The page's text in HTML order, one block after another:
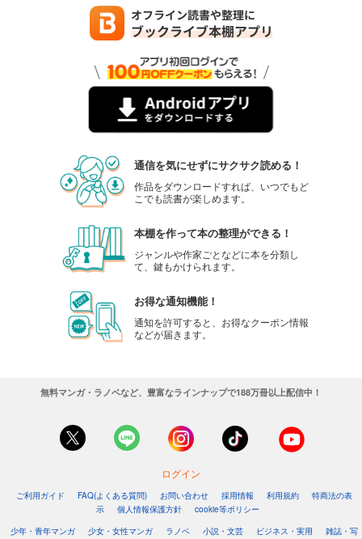
通信を気にせずにサクサク読める！
作品をダウンロードすれば、いつでもど
こでも読書が楽しめます。
本棚を作って本の整理ができる！
ジャンルや作家ごとなどに本を分類し
て、鍵もかけられます。
お得な通知機能！
通知を許可すると、お得なクーポン情報
などが届きます。
無料マンガ・ラノベなど、豊富なラインナップで188万冊以上配信中！
ログイン
ご利用ガイド FAQ(よくある質問) お問い合わせ 採用情報 利用規約
特商法の表
示
個人情報保護方針
cookie等ポリシー
少年・青年マンガ
少女・女性マンガ ラノベ 小説・文芸 ビジネス・実用 雑誌・写